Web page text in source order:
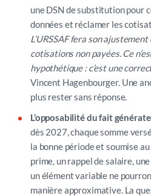
une DSN de substitution pour
données et réclamer les
L’URSSAF fera son
cotisations non payées. Ce
hypothétique : c’est une
Vincent Hagenbourger. Une
plus rester sans réponse.
L’opposabilité du fait
dès 2027, chaque somme
la bonne période et soumise
prime, un rappel de salaire,
un élément variable ne
manière approximative. La